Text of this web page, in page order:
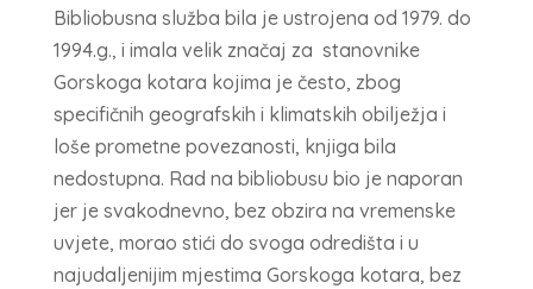
Bibliobusna služba bila je ustrojena od 1979. do
1994.g., i imala velik značaj za stanovnike
Gorskoga kotara kojima je često, zbog
specifičnih geografskih i klimatskih obilježja i
loše prometne povezanosti, knjiga bila
nedostupna. Rad na bibliobusu bio je naporan
jer je svakodnevno, bez obzira na vremenske
uvjete, morao stići do svoga odredišta i u
najudaljenijim mjestima Gorskoga kotara, bez